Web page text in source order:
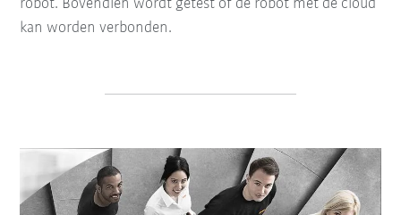
robot. Bovendien wordt getest of de robot met de cloud
kan worden verbonden.